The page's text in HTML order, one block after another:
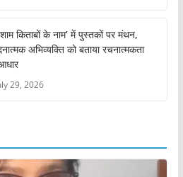
किताबों के नाम’ में पुस्तकों पर मंथन,
अभिव्यक्ति को बताया रचनात्मकता
29, 2026